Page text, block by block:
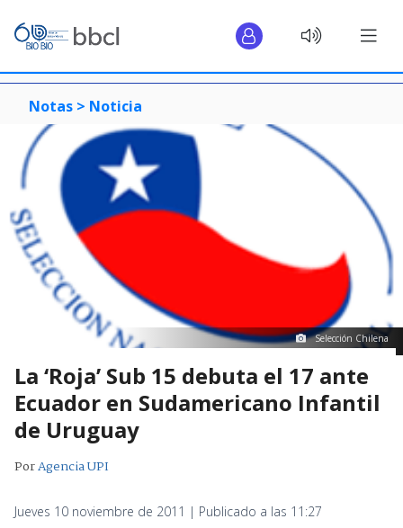
Notas > Noticia
Selección Chilena
La ‘Roja’ Sub 15 debuta el 17 ante
Ecuador en Sudamericano Infantil
de Uruguay
PorAgencia UPI
Jueves 10 noviembre de 2011 | Publicado a las 11:27